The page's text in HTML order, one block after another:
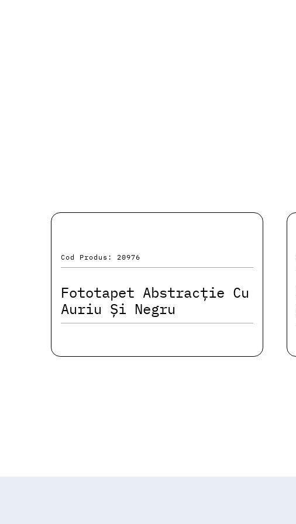
Cod Produs: 20976
Fototapet Abstracție Cu
Auriu Și Negru